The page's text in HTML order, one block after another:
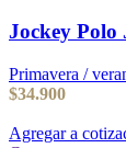
Jockey Polo
Primavera /
$34.900
Agregar a